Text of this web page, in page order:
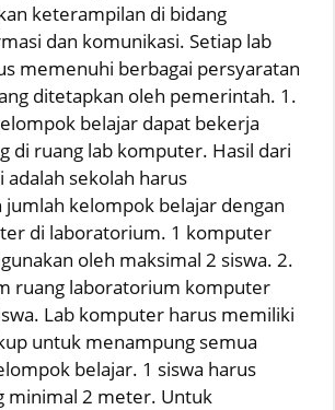
keterampilan di bidang
dan komunikasi. Setiap lab
memenuhi berbagai persyaratan
ditetapkan oleh pemerintah. 1.
belajar dapat bekerja
di ruang lab komputer. Hasil dari
adalah sekolah harus
jumlah kelompok belajar dengan
di laboratorium. 1 komputer
oleh maksimal 2 siswa. 2.
ruang laboratorium komputer
Lab komputer harus memiliki
untuk menampung semua
belajar. 1 siswa harus
minimal 2 meter. Untuk